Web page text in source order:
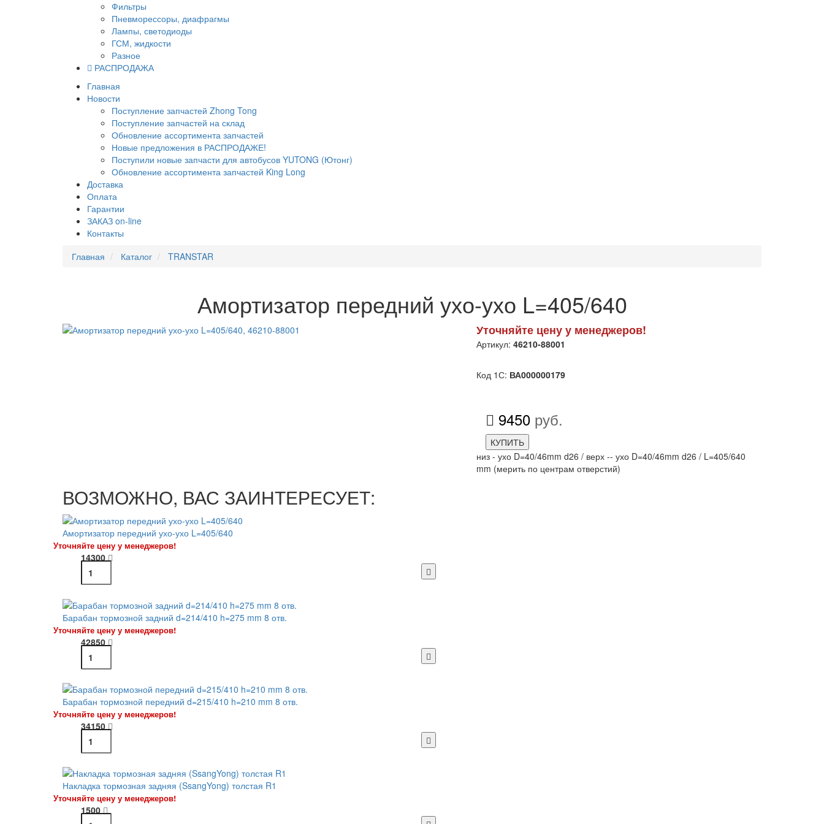
Фильтры
Пневморессоры, диафрагмы
Лампы, светодиоды
ГСМ, жидкости
Разное
РАСПРОДАЖА
Главная
Новости
Поступление запчастей Zhong Tong
Поступление запчастей на склад
Обновление ассортимента запчастей
Новые предложения в РАСПРОДАЖЕ!
Поступили новые запчасти для автобусов YUTONG (Ютонг)
Обновление ассортимента запчастей King Long
Доставка
Оплата
Гарантии
ЗАКАЗ on-line
Контакты
Главная
Каталог TRANSTAR
Амортизатор передний ухо-ухо L=405/640
Уточняйте цену у менеджеров!
Артикул: 46210-88001
Код 1С: ВА000000179
9450 руб.
КУПИТЬ
низ - ухо D=40/46mm d26 / верх -- ухо D=40/46mm d26 / L=405/640
mm (мерить по центрам отверстий)
ВОЗМОЖНО, ВАС ЗАИНТЕРЕСУЕТ:
Амортизатор передний ухо-ухо L=405/640
Уточняйте цену у менеджеров!
14300
Барабан тормозной задний d=214/410 h=275 mm 8 отв.
Уточняйте цену у менеджеров!
42850
Барабан тормозной передний d=215/410 h=210 mm 8 отв.
Уточняйте цену у менеджеров!
34150
Накладка тормозная задняя (SsangYong) толстая R1
Уточняйте цену у менеджеров!
1500